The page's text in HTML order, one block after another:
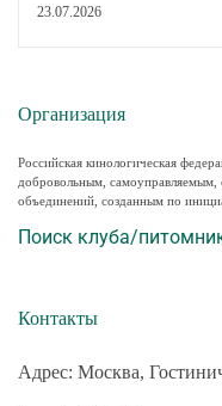
23.07.2026
Организация
Российская кинологическая
добровольным, самоуправляемым,
объединений, созданным по
Поиск клуба/
Контакты
Адрес: Москва,